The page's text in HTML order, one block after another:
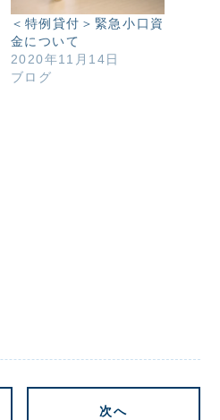
＜特例貸付＞緊急小口資
金について
2020年11月14日
ブログ
次へ